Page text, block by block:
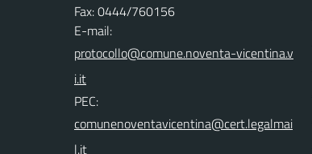
Fax: 0444/760156
E-mail:
PEC: